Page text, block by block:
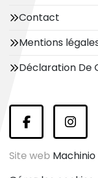
Contact
Mentions
Déclaration De
facebook
Site web